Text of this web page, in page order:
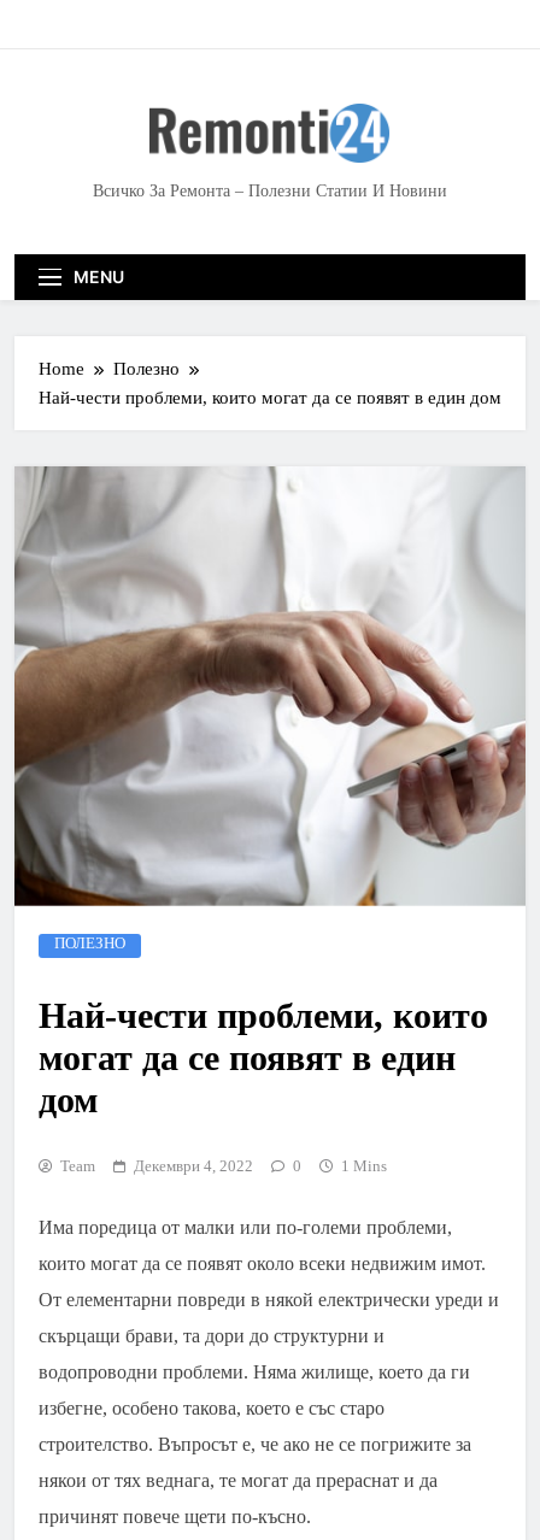
e
Всичко За Ремонта – Полезни Статии И Новини
MENU
Home
Полезно
Най-чести проблеми, които могат да се появят в един дом
ПОЛЕЗНО
Най-чести проблеми, които
могат да се появят в един
дом
Team Декември 4, 2022 0 1 Mins
Има поредица от малки или по-големи проблеми,
които могат да се появят около всеки недвижим имот.
От елементарни повреди в някой електрически уреди и
скърцащи брави, та дори до структурни и
водопроводни проблеми. Няма жилище, което да ги
избегне, особено такова, което е със старо
строителство. Въпросът е, че ако не се погрижите за
някои от тях веднага, те могат да прераснат и да
причинят повече щети по-късно.